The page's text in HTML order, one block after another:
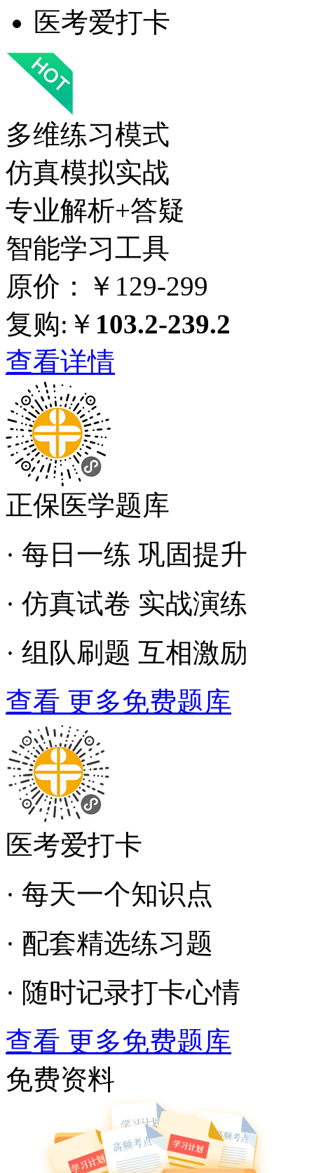
医考爱打卡
多维练习模式
仿真模拟实战
专业解析+答疑
智能学习工具
原价：￥129-299
复购:￥ 103.2-239.2
查看详情
正保医学题库
· 每日一练 巩固提升
· 仿真试卷 实战演练
· 组队刷题 互相激励
查看 更多免费题库
医考爱打卡
· 每天一个知识点
· 配套精选练习题
· 随时记录打卡心情
查看 更多免费题库
免费资料